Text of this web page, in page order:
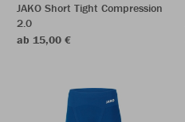
JAKO Short Tight Compression
2.0
ab 15,00 €